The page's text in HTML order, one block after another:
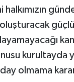
halkımızın
kurultayda
olmama